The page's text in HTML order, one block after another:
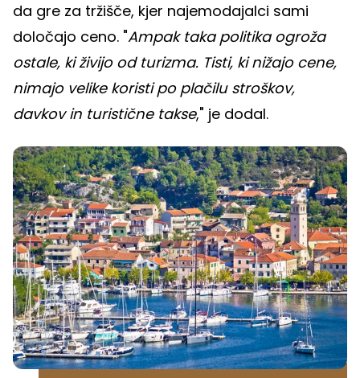
da gre za tržišče, kjer najemodajalci sami
določajo ceno. "Ampak taka politika ogroža
ostale, ki živijo od turizma. Tisti, ki nižajo cene,
nimajo velike koristi po plačilu stroškov,
davkov in turistične takse," je dodal.